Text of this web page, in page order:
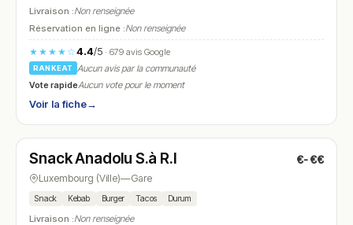
Livraison :Non renseignée
Réservation en ligne :Non renseignée
★★★★☆4.4/5· 679 avis Google
RANKEAT
Aucun avis par la communauté
Vote rapideAucun vote pour le moment
Voir la fiche→
N° 19
Snack Anadolu S.à R.l €-€€
Luxembourg (Ville)—Gare
Snack Kebab Burger Tacos Durum
Livraison :Non renseignée